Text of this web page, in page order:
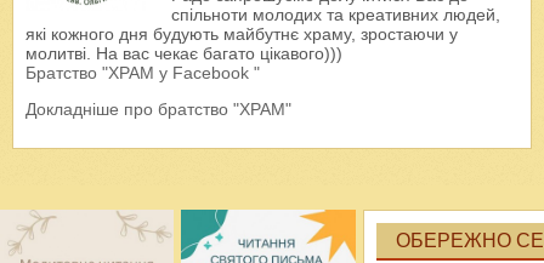
спільноти молодих та креативних людей,
які кожного дня будують майбутнє храму, зростаючи у
молитві. На вас чекає багато цікавого)))
Братство "ХРАМ у Facebook "
Докладніше про братство "ХРАМ"
ОБЕРЕЖНО